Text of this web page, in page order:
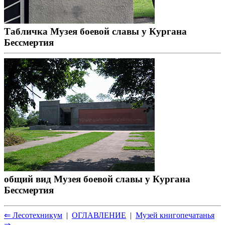
Табличка Музея боевой славы у Кургана
Бессмертия
общий вид Музея боевой славы у Кургана
Бессмертия
⇐ Лесотехникум | ОГЛАВЛЕНИЕ | Музей книгопечатанья